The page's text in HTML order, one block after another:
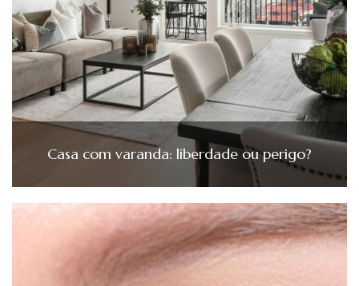
Casa com varanda: liberdade ou perigo?